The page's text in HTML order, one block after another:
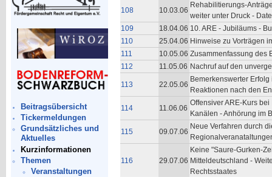
Beitragsübersicht
Tickermeldungen
Grundsätzliches und
Aktuelles
Kurzinformationen
Themen
Veranstaltungen
108 10.03.06
Rehabilitierungs-
weiter unter Druck -
109
18.04.06 10. ARE - Jubiläums -
110
25.04.06 Hinweise zu Vorträgen
111
10.05.06 Zusammenfassung des
112
11.05.06 Nachruf auf den
113 22.05.06
Bemerkenswerter
Reaktionen nach den
114 11.06.06
Offensiver ARE-Kurs
Kanälen - Anhörung im
115 09.07.06
Neue Verfahren durch
116 29.07.06
Keine "Saure-Gurken-
Mitteldeutschland -
Rechtsstaates